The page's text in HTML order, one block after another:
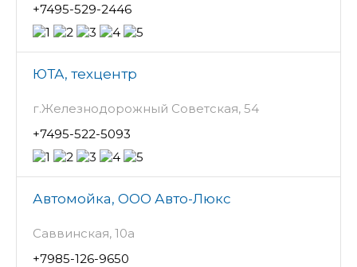
+7495-529-2446
ЮТА, техцентр
г.Железнодорожный Советская, 54
+7495-522-5093
Автомойка, ООО Авто-Люкс
Саввинская, 10а
+7985-126-9650